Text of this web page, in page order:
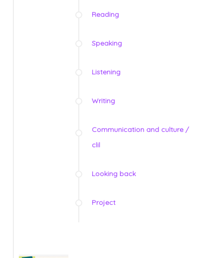
Reading
Speaking
Listening
Writing
Communication and culture /
clil
Looking back
Project